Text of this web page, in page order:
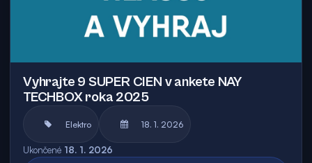
Vyhrajte 9 SUPER CIEN v ankete NAY
TECHBOX roka 2025
Elektro 18. 1. 2026
Ukončené 18. 1. 2026